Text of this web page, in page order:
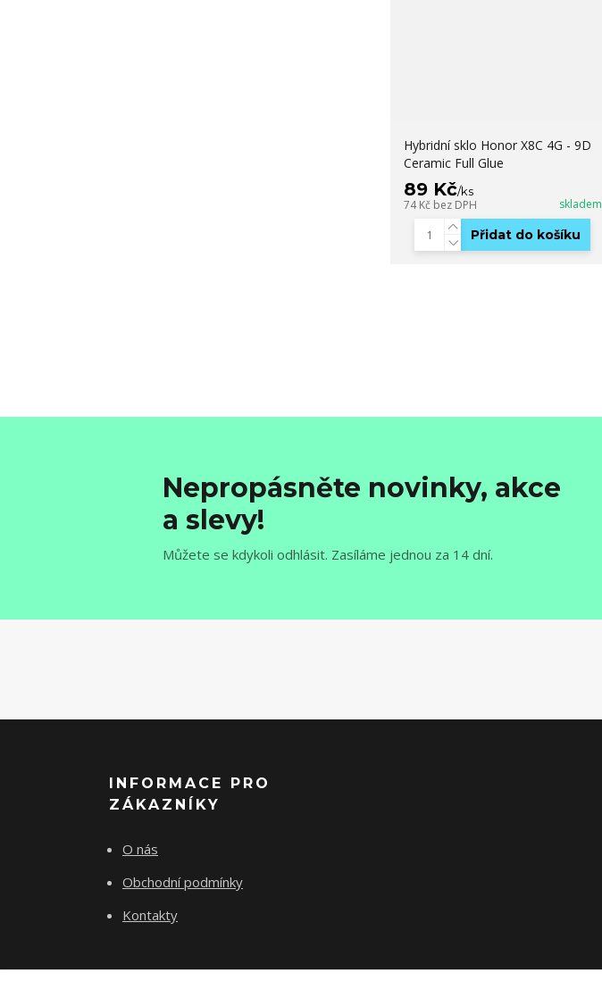
Hybridní sklo Honor X8C 4G - 9D
Ceramic Full Glue
89 Kč/ks
74 Kč bez DPH skladem
Přidat do košíku
Nepropásněte novinky, akce
a slevy!
Můžete se kdykoli odhlásit. Zasíláme jednou za 14 dní.
INFORMACE PRO
ZÁKAZNÍKY
O nás
Obchodní podmínky
Kontakty